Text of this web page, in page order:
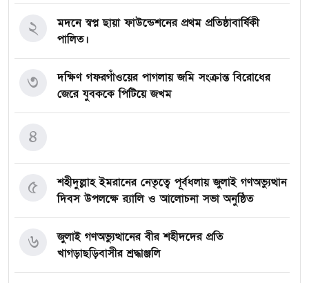
মদনে স্বপ্ন ছায়া ফাউন্ডেশনের প্রথম প্রতিষ্ঠাবার্ষিকী
পালিত।
২
দক্ষিণ গফরগাঁওয়ের পাগলায় জমি সংক্রান্ত বিরোধের
জেরে যুবককে পিটিয়ে জখম
৩
৪
শহীদুল্লাহ ইমরানের নেতৃত্বে পূর্বধলায় জুলাই গণঅভ্যুত্থান
দিবস উপলক্ষে র‍্যালি ও আলোচনা সভা অনুষ্ঠিত
৫
জুলাই গণঅভ্যুত্থানের বীর শহীদদের প্রতি
খাগড়াছড়িবাসীর শ্রদ্ধাঞ্জলি
৬